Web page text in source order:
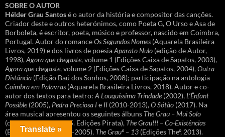
SOBRE O AUTOR
Hélder Grau Santosé o autor da história e compositor das canções.
Criador deste e outros heterónimos, como Poeta G, O Urso e Asa de
Borboleta, é escritor, poeta, músico e professor, nascido em Coimbra,
Portugal. Autor do romanceOs Segundos Nomes (Aquarela Brasileira
Livros, 2019) e dos livros de poesiaAparato Nulo (edição de Autor,
1998),Agora que chegaste, volume 1 (Edições Caixa de Sapatos, 2003),
Agora que chegaste, volume 2 (Edições Caixa de Sapatos, 2004),Outra
Distância (Edição Baú dos Sonhos, 2008); participação na antologia
Coimbra em Palavras (Aquarela Brasileira Livros, 2018). Autor e co-
autor dos textos para teatro: A Louquíssima Trindade (2002),L’Énfant
Possible (2005), Pedra Preciosa Ie II (2010-2013),O Sótão (2017). Na
área musical apresentou os seguintes álbuns The Grau – Mui Solo
(coletânea 1995-2015. Edições Pirata), The Grau!!! – Co-Existências
(Edições Pirataº, 1999-2005), The Grauº – 13 (Edições Theº, 2013).
Translate »